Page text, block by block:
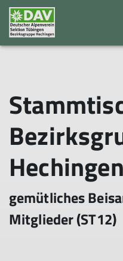
Hechingen
gemütliches
Mitglieder (ST12)